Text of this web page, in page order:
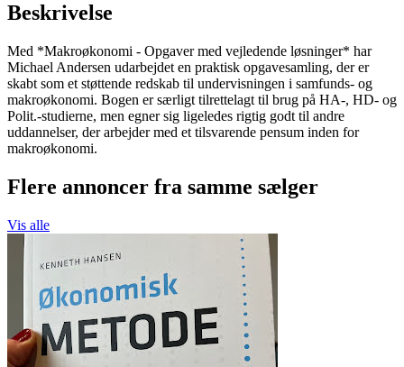
Beskrivelse
Med *Makroøkonomi - Opgaver med vejledende løsninger* har
Michael Andersen udarbejdet en praktisk opgavesamling, der er
skabt som et støttende redskab til undervisningen i samfunds- og
makroøkonomi. Bogen er særligt tilrettelagt til brug på HA-, HD- og
Polit.-studierne, men egner sig ligeledes rigtig godt til andre
uddannelser, der arbejder med et tilsvarende pensum inden for
makroøkonomi.
Flere annoncer fra samme sælger
Vis alle